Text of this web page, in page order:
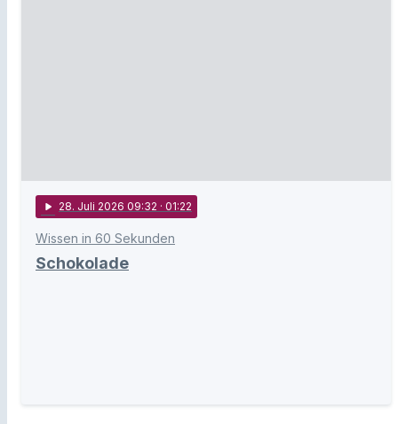
play_arrow 28. Juli 2026 09:32 · 01:22
Wissen in 60 Sekunden
Schokolade